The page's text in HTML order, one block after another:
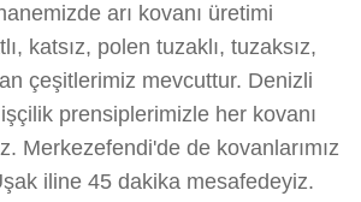
arı kovanı üretimi
katsız, polen tuzaklı, tuzaksız,
çeşitlerimiz mevcuttur. Denizli
prensiplerimizle her kovanı
Merkezefendi'de de kovanlarımız
iline 45 dakika mesafedeyiz.